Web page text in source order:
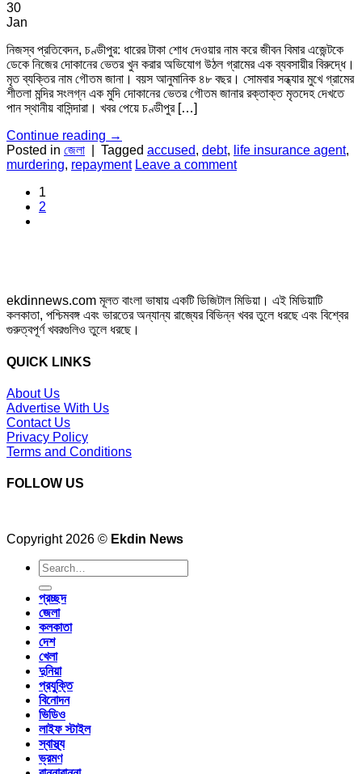
30
Jan
নিজস্ব প্রতিবেদন, চণ্ডীপুর: ধারের টাকা শোধ দেওয়ার নাম করে জীবন বিমার এজেন্টকে
ডেকে নিজের দোকানের ভেতর খুন করার অভিযোগ উঠল গ্রামের এক ব্যবসায়ীর বিরুদ্ধে।
মৃত ব্যক্তির নাম গৌতম জানা। বয়স আনুমানিক ৪৮ বছর। সোমবার সন্ধ্যার মুখে গ্রামের
শীতলা মন্দির সংলগ্ন এক মুদি দোকানের ভেতর গৌতম জানার রক্তাক্ত মৃতদেহ দেখতে
পান স্থানীয় বাসিন্দারা। খবর পেয়ে চণ্ডীপুর […]
Continue reading →
Posted in জেলা Tagged accused, debt, life insurance agent,
murdering, repayment Leave a comment
1
2
ekdinnews.com মূলত বাংলা ভাষায় একটি ডিজিটাল মিডিয়া। এই মিডিয়াটি
কলকাতা, পশ্চিমবঙ্গ এবং ভারতের অন্যান্য রাজ্যের বিভিন্ন খবর তুলে ধরছে এবং বিশ্বের
গুরুত্বপূর্ণ খবরগুলিও তুলে ধরছে।
QUICK LINKS
About Us
Advertise With Us
Contact Us
Privacy Policy
Terms and Conditions
FOLLOW US
Copyright 2026 © Ekdin News
প্রচ্ছদ
জেলা
কলকাতা
দেশ
খেলা
দুনিয়া
প্রযুক্তি
বিনোদন
ভিডিও
লাইফ স্টাইল
স্বাস্থ্য
ভ্রমণ